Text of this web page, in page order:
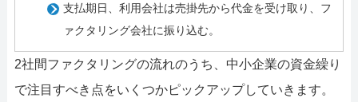
支払期日、利用会社は売掛先から代金を受け取り、フ
ァクタリング会社に振り込む。
2社間ファクタリングの流れのうち、中小企業の資金繰り
で注目すべき点をいくつかピックアップしていきます。